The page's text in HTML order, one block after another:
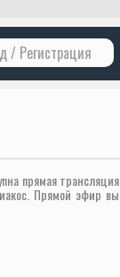
/ Регистрация
прямая трансляция
Прямой эфир вы